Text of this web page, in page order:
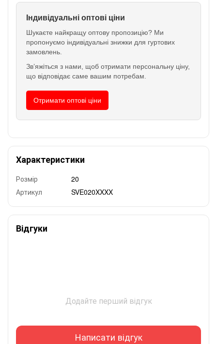
Індивідуальні оптові ціни
Шукаєте найкращу оптову пропозицію? Ми
пропонуємо індивідуальні знижки для гуртових
замовлень.
Зв’яжіться з нами, щоб отримати персональну ціну,
що відповідає саме вашим потребам.
Отримати оптові ціни
Характеристики
Розмір
20
Артикул
SVE020XXXX
Відгуки
Додайте перший відгук
Написати відгук